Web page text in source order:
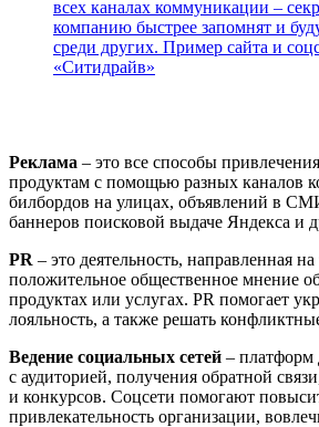
всех каналах коммуникации –
компанию быстрее запомнят и
среди других. Пример сайта и
«Ситидрайв»
Реклама – это все способы
продуктам с помощью разных каналов
билбордов на улицах, объявлений в
баннеров поисковой выдаче Яндекса и
PR – это деятельность, направленная
положительное общественное мнение
продуктах или услугах. PR помогает
лояльность, а также решать
Ведение социальных сетей – платформ
с аудиторией, получения обратной
и конкурсов. Соцсети помогают
привлекательность организации,